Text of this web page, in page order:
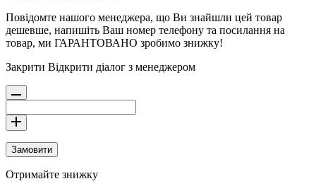
Повідомте нашого менеджера, що Ви знайшли цей товар
дешевше, напишіть Ваш номер телефону та посилання на
товар, ми ГАРАНТОВАНО зробимо знижку!
Закрити Відкрити діалог з менеджером
Замовити
Отримайте знижку